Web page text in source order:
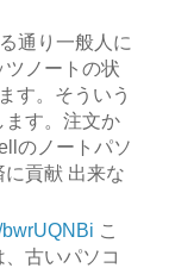
通り一般人に
ノートの状
す。そういう
す。注文か
のノートパソ
貢献 出来な
bwrUQNBi こ
古いパソコ